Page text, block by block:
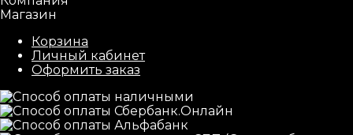
Магазин
Корзина
Личный кабинет
Оформить заказ